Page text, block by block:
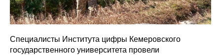
Специалисты Института цифры Кемеровского
государственного университета провели